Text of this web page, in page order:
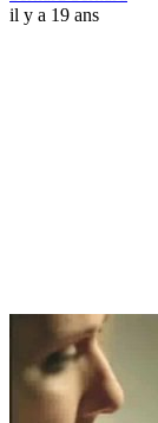
il y a 19 ans